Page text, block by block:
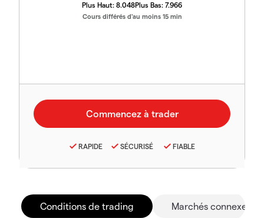
Plus Haut: 8.048Plus Bas: 7.966
Cours différés d'au moins 15 min
RAPIDE SÉCURISÉ FIABLE
Conditions de trading Marchés connexes